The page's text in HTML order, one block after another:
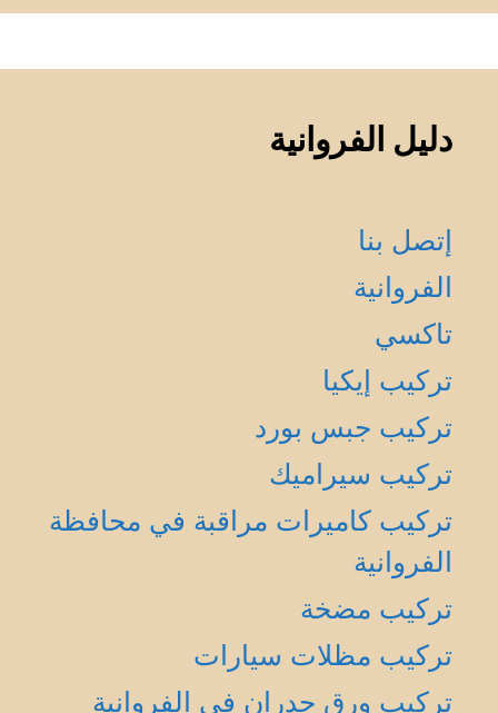
دليل الفروانية
إتصل بنا
الفروانية
تاكسي
تركيب إيكيا
تركيب جبس بورد
تركيب سيراميك
تركيب كاميرات مراقبة في محافظة
الفروانية
تركيب مضخة
تركيب مظلات سيارات
تركيب ورق جدران في الفروانية